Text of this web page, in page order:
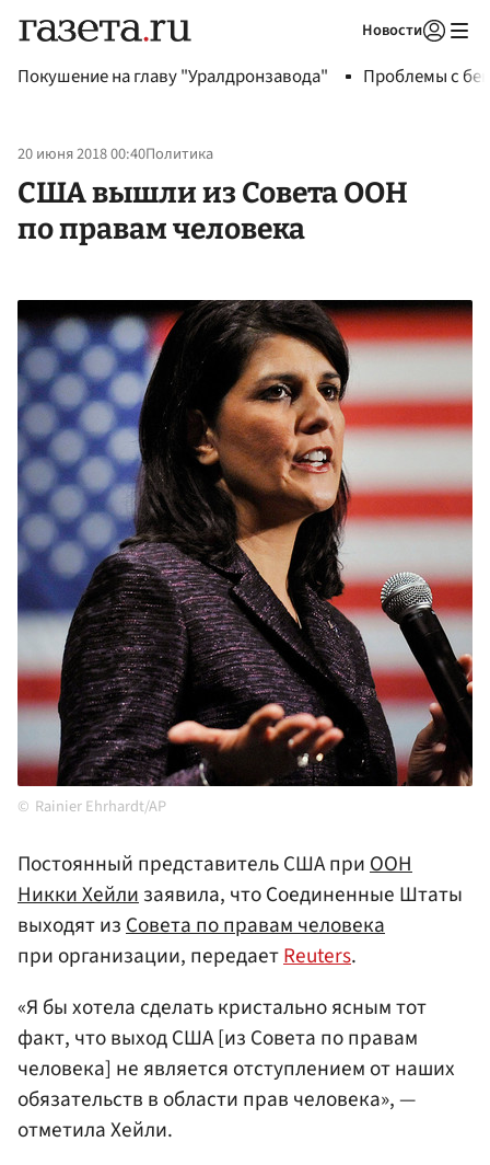
Новости
Покушение на главу "Уралдронзавода" Проблемы с
20 июня 2018 00:40Политика
США вышли из Совета ООН
по правам человека
Rainier Ehrhardt/AP
Постоянный представитель США приООН
Никки Хейлизаявила, что Соединенные Штаты
выходят изСовета по правам человека
при организации, передаетReuters.
«Я бы хотела сделать кристально ясным тот
факт, что выход США [из Совета по правам
человека] не является отступлением от наших
обязательств в области прав человека», —
отметила Хейли.